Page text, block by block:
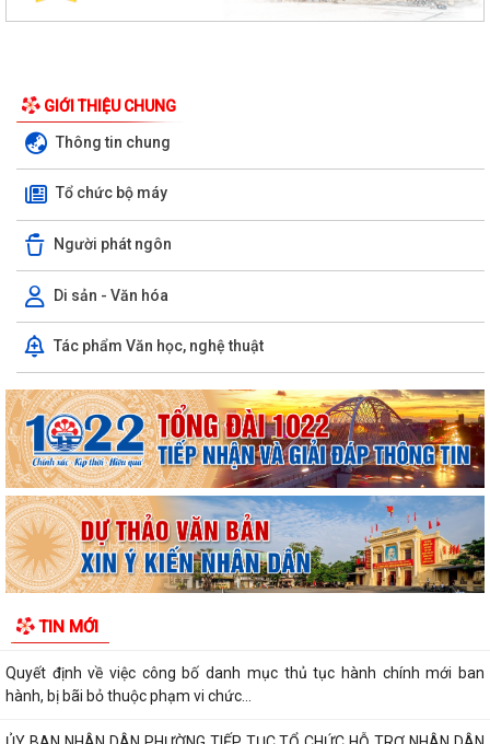
GIỚI THIỆU CHUNG
Thông tin chung
Tổ chức bộ máy
Người phát ngôn
Di sản - Văn hóa
Tác phẩm Văn học, nghệ thuật
TIN MỚI
tuyến tại các tổ dân phố –...
THÔNG BÁO: Thời gian tiếp tục triển khai thu Thuế sử dụng đất phi
nông nghiệp năm 2026 trên địa bàn...
Hải Phòng công khai thủ tục hành chính đặc thù mới ban hành lĩnh vực
đất đai thuộc phạm vi chức...
Hải Phòng công bố danh mục thủ tục hành chính được sửa đổi, bổ
sung, bị bãi bỏ thuộc phạm vi chức...
DÂN CÀI ĐẶT, SỬ DỤNG ỨNG DỤNG ETAX MOBILE,...
Quyết định về việc công bố danh mục thủ tục hành chính mới ban
hành, bị bãi bỏ thuộc phạm vi chức...